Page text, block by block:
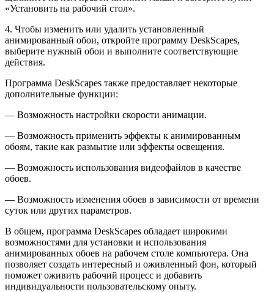
«Установить на рабочий стол».
4. Чтобы изменить или удалить установленный
анимированный обои, откройте программу DeskScapes,
выберите нужный обои и выполните соответствующие
действия.
Программа DeskScapes также предоставляет некоторые
дополнительные функции:
— Возможность настройки скорости анимации.
— Возможность применить эффекты к анимированным
обоям, такие как размытие или эффекты освещения.
— Возможность использования видеофайлов в качестве
обоев.
— Возможность изменения обоев в зависимости от времени
суток или других параметров.
В общем, программа DeskScapes обладает широкими
возможностями для установки и использования
анимированных обоев на рабочем столе компьютера. Она
позволяет создать интересный и оживленный фон, который
поможет оживить рабочий процесс и добавить
индивидуальности пользовательскому опыту.